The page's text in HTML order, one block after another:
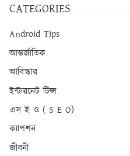
CATEGORIES
Android Tips
আন্তর্জাতিক
আবিস্কার
ইন্টারনেট টিপ্স
এস ই ও ( S E O)
ক্যাপশন
জীবনী